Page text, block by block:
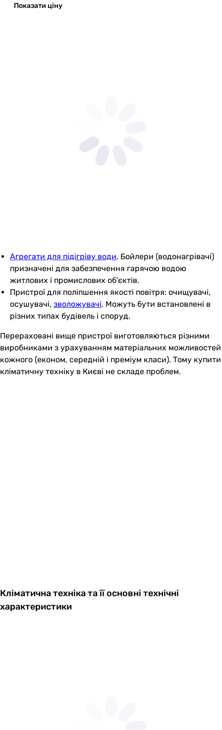
Показати ціну
Агрегати для підігріву води. Бойлери (водонагрівачі)
призначені для забезпечення гарячою водою
житлових і промислових об'єктів.
Пристрої для поліпшення якості повітря: очищувачі,
осушувачі, зволожувачі. Можуть бути встановлені в
різних типах будівель і споруд.
Перераховані вище пристрої виготовляються різними
виробниками з урахуванням матеріальних можливостей
кожного (економ, середній і преміум класи). Тому купити
кліматичну техніку в Києві не складе проблем.
Кліматична техніка та її основні технічні
характеристики